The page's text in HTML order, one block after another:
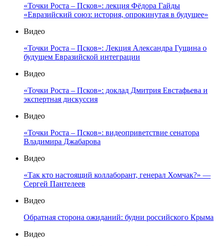
«Точки Роста – Псков»: лекция Фёдора Гайды
«Евразийский союз: история, опрокинутая в будущее»
Видео
«Точки Роста – Псков»: Лекция Александра Гущина о
будущем Евразийской интеграции
Видео
«Точки Роста – Псков»: доклад Дмитрия Евстафьева и
экспертная дискуссия
Видео
«Точки Роста – Псков»: видеоприветствие сенатора
Владимира Джабарова
Видео
«Так кто настоящий коллаборант, генерал Хомчак?» —
Сергей Пантелеев
Видео
Обратная сторона ожиданий: будни российского Крыма
Видео